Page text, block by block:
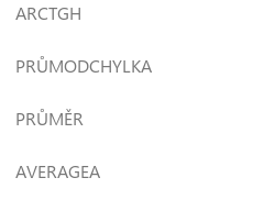
ARCTGH
PRŮMODCHYLKA
PRŮMĚR
AVERAGEA